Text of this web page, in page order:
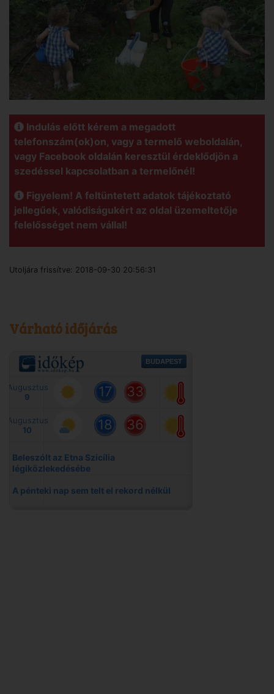
Indulás előtt kérem a megadott
telefonszám(ok)on, vagy a termelő weboldalán,
vagy Facebook oldalán keresztül érdeklődjön a
szedéssel kapcsolatban a termelőnél!
Figyelem! A feltüntetett adatok tájékoztató
jellegűek, valódiságukért az oldal üzemeltetője
felelősséget nem vállal!
Utoljára frissítve: 2018-09-30 20:56:31
Várható időjárás